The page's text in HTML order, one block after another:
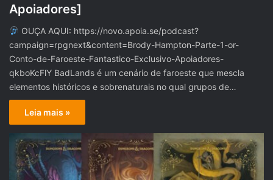
Apoiadores]
OUÇA AQUI: https://novo.apoia.se/podcast?
campaign=rpgnext&content=Brody-Hampton-Parte-1-or-
Conto-de-Faroeste-Fantastico-Exclusivo-Apoiadores-
qkboKcFlY BadLands é um cenário de faroeste que mescla
elementos históricos e sobrenaturais no qual grupos de…
Leia mais »